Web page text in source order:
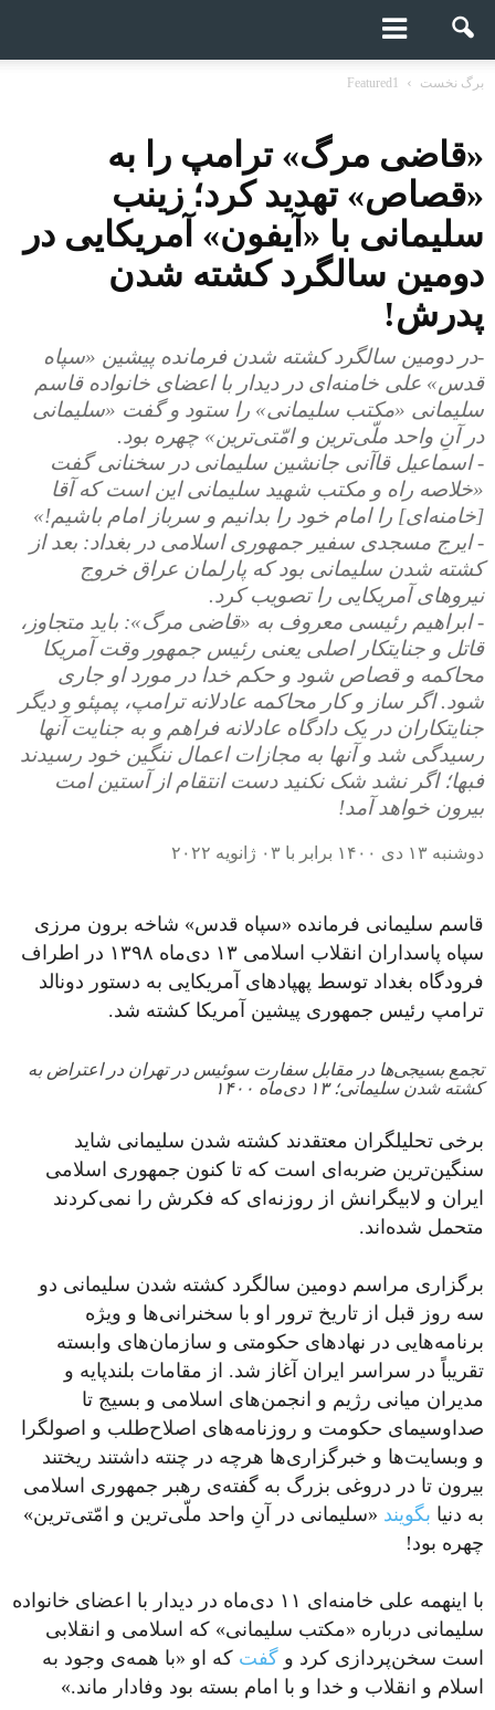
برگ نخست Featured1
«قاضی مرگ» ترامپ را به
«قصاص» تهدید کرد؛ زینب
سلیمانی با «آیفون» آمریکایی در
دومین سالگرد کشته شدن
پدرش!
-در دومین سالگرد کشته شدن فرمانده پیشین «سپاه
قدس» علی خامنه‌ای در دیدار با اعضای خانواده قاسم
سلیمانی «مکتب سلیمانی» را ستود و گفت «سلیمانی
در آنِ واحد ملّی‌ترین و امّتی‌ترین» چهره بود.
- اسماعیل قاآنی جانشین سلیمانی در سخنانی گفت
«خلاصه راه و مکتب شهید سلیمانی این است که آقا
[خامنه‌ای] را امام خود را بدانیم و سرباز امام باشیم!»
- ایرج مسجدی سفیر جمهوری اسلامی در بغداد: بعد از
کشته شدن سلیمانی بود که پارلمان عراق خروج
نیروهای آمریکایی را تصویب کرد.
- ابراهیم رئیسی معروف به «قاضی مرگ»: باید متجاوز،
قاتل و جنایتکار اصلی یعنی رئیس جمهور وقت آمریکا
محاکمه و قصاص شود و حکم خدا در مورد او جاری
شود. اگر ساز و کار محاکمه عادلانه ترامپ، پمپئو و دیگر
جنایتکاران در یک دادگاه عادلانه فراهم و به جنایت آنها
رسیدگی شد و آنها به مجازات اعمال ننگین خود رسیدند
فبها؛ اگر نشد شک نکنید دست انتقام از آستین امت
بیرون خواهد آمد!
دوشنبه ۱۳ دی ۱۴۰۰ برابر با ۰۳ ژانویه ۲۰۲۲
قاسم سلیمانی فرمانده «سپاه قدس» شاخه برون مرزی
سپاه پاسداران انقلاب اسلامی ۱۳ دی‌ماه ۱۳۹۸ در اطراف
فرودگاه بغداد توسط پهپادهای آمریکایی به دستور دونالد
ترامپ رئیس جمهوری پیشین آمریکا کشته شد.
تجمع بسیجی‌ها در مقابل سفارت سوئیس در تهران در اعتراض به
کشته شدن سلیمانی؛ ۱۳ دی‌ماه ۱۴۰۰
برخی تحلیلگران معتقدند کشته شدن سلیمانی شاید
سنگین‌ترین ضربه‌ای است که تا کنون جمهوری اسلامی
ایران و لابیگرانش از روزنه‌ای که فکرش را نمی‌کردند
متحمل شده‌اند.
برگزاری مراسم دومین سالگرد کشته شدن سلیمانی دو
سه روز قبل از تاریخ ترور او با سخنرانی‌ها و ویژه
برنامه‌هایی در نهادهای حکومتی و سازمان‌های وابسته
تقریباً در سراسر ایران آغاز شد. از مقامات بلندپایه و
مدیران میانی رژیم و انجمن‌های اسلامی و بسیج تا
صداوسیمای حکومت و روزنامه‌های اصلاح‌طلب و اصولگرا
و وبسایت‌ها و خبرگزاری‌ها هرچه در چنته داشتند ریختند
بیرون تا در دروغی بزرگ به گفته‌ی رهبر جمهوری اسلامی
به دنیا بگویند «سلیمانی در آنِ واحد ملّی‌ترین و امّتی‌ترین»
چهره بود!
با اینهمه علی خامنه‌ای ۱۱ دی‌ماه در دیدار با اعضای خانواده
سلیمانی درباره «مکتب سلیمانی» که اسلامی و انقلابی
است سخن‌پردازی کرد و گفت که او «با همه‌ی وجود به
اسلام و انقلاب و خدا و با امام بسته بود وفادار ماند.»